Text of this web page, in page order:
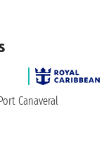
Port Canaveral